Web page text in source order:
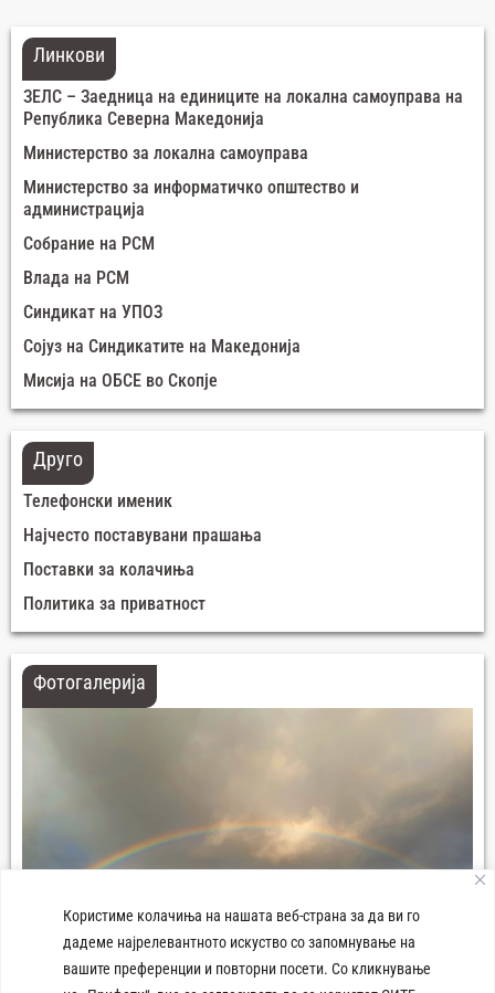
Користиме колачиња на нашата веб-страна за да ви го
дадеме најрелевантното искуство со запомнување на
вашите преференции и повторни посети. Со кликнување
Линкови
ЗЕЛС – Заедница на единиците на локална самоуправа на
Република Северна Македонија
Министерство за локална самоуправа
Министерство за информатичко општество и
администрација
Собрание на РСМ
Влада на РСМ
Синдикат на УПОЗ
Сојуз на Синдикатите на Македонија
Мисија на ОБСЕ во Скопје
Друго
Телефонски именик
Најчесто поставувани прашања
Поставки за колачиња
Политика за приватност
Фотогалерија